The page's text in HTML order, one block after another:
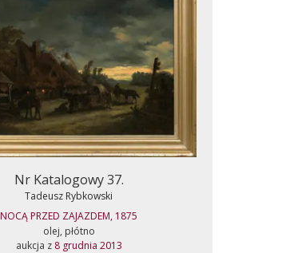
Nr Katalogowy 37.
Tadeusz Rybkowski
NOCĄ PRZED ZAJAZDEM, 1875
olej, płótno
aukcja z 8 grudnia 2013